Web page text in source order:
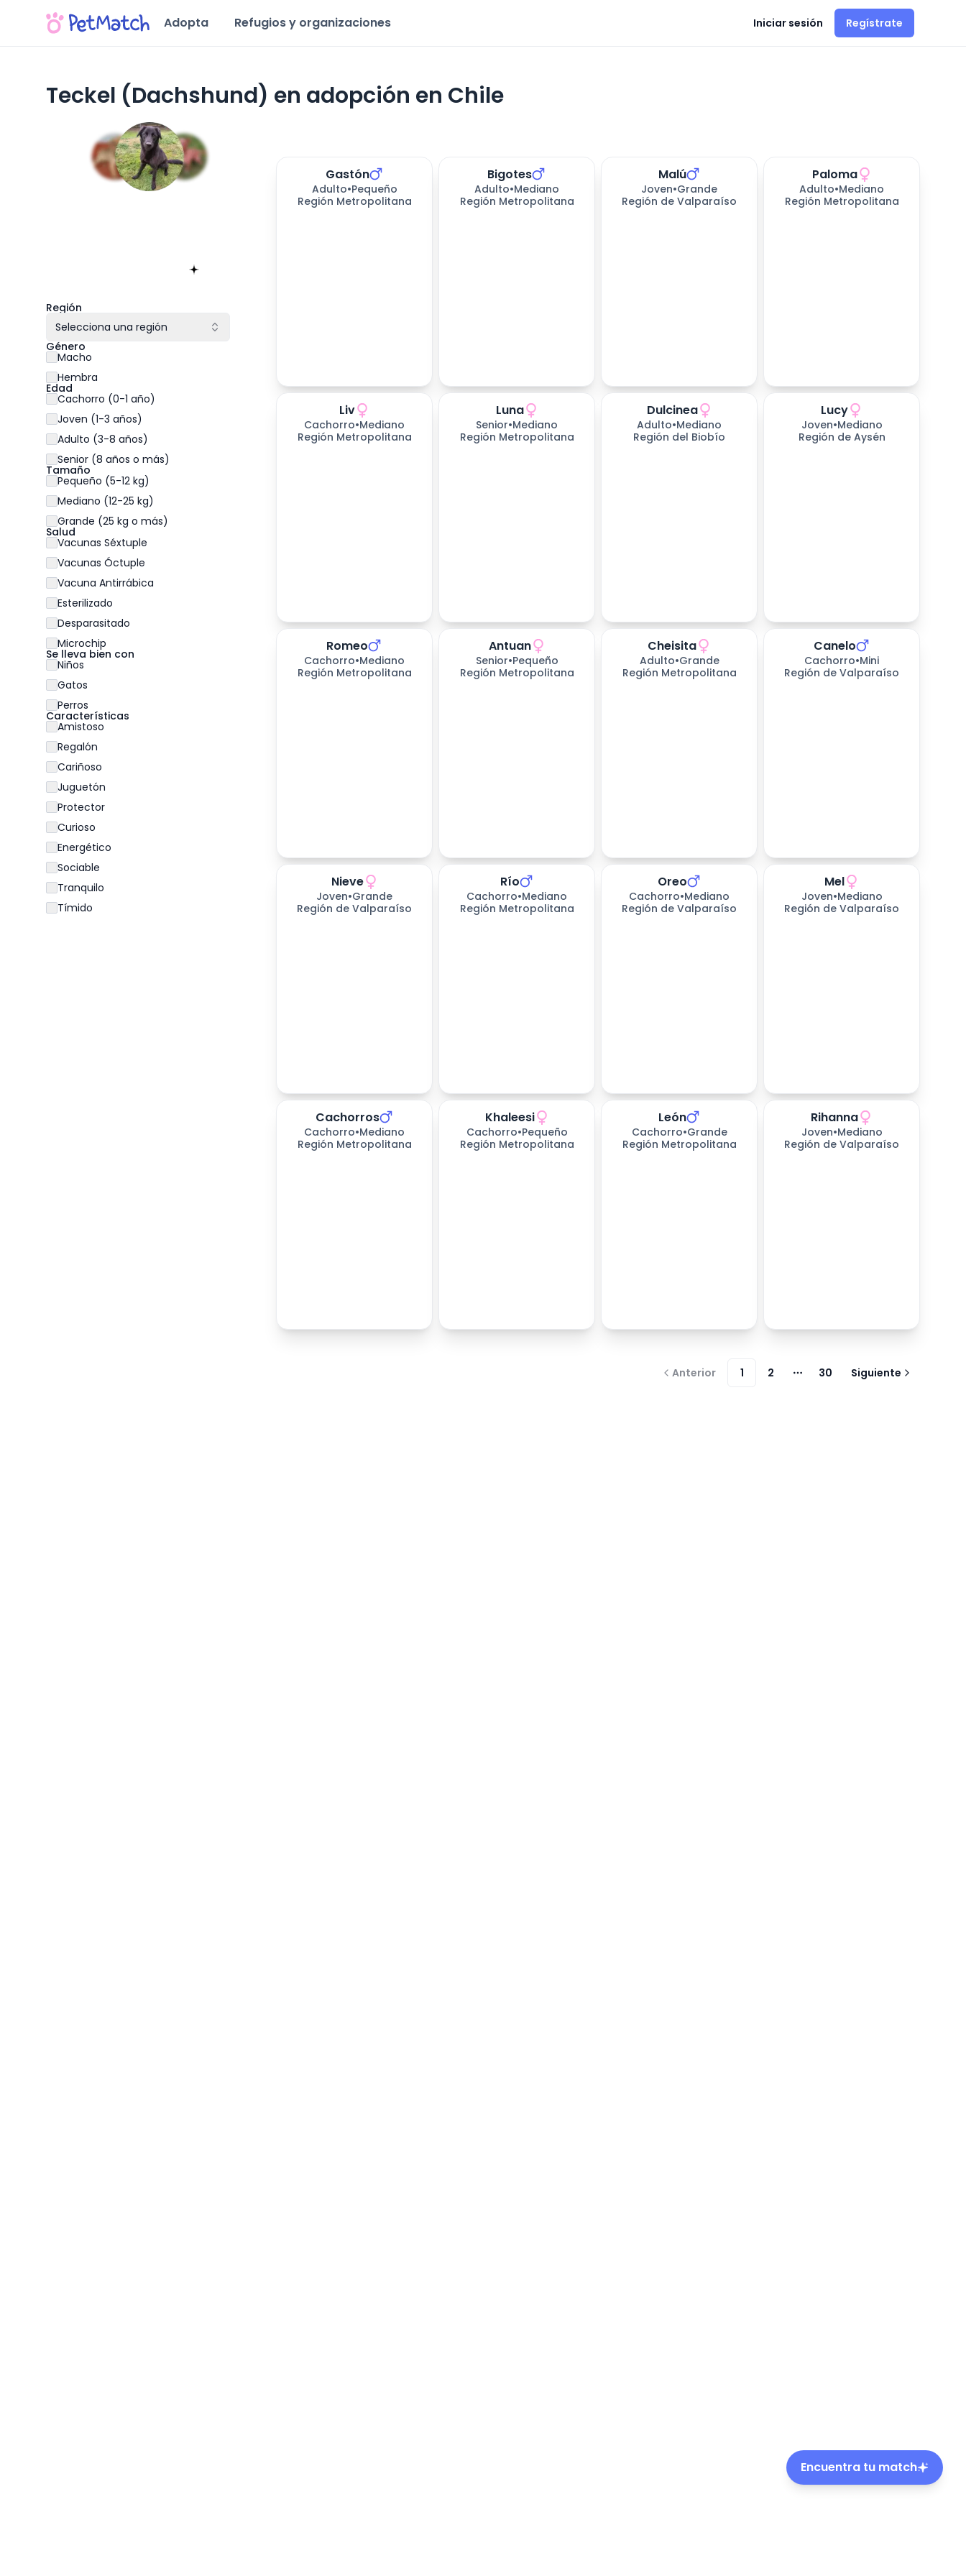
Adopta Refugios y organizaciones Iniciar sesión Regístrate
Teckel (Dachshund) en adopción en Chile
Región
Selecciona una región
Género
Macho
Hembra
Edad
Cachorro (0-1 año)
Joven (1-3 años)
Adulto (3-8 años)
Senior (8 años o más)
Tamaño
Pequeño (5-12 kg)
Mediano (12-25 kg)
Grande (25 kg o más)
Salud
Vacunas Séxtuple
Vacunas Óctuple
Vacuna Antirrábica
Esterilizado
Desparasitado
Microchip
Se lleva bien con
Niños
Gatos
Perros
Características
Amistoso
Regalón
Cariñoso
Juguetón
Protector
Curioso
Energético
Sociable
Tranquilo
Tímido
Gastón
Adulto•Pequeño
Región Metropolitana
Bigotes
Adulto•Mediano
Región Metropolitana
Malú
Joven•Grande
Región de Valparaíso
Paloma
Adulto•Mediano
Región Metropolitana
Liv
Cachorro•Mediano
Región Metropolitana
Luna
Senior•Mediano
Región Metropolitana
Dulcinea
Adulto•Mediano
Región del Biobío
Lucy
Joven•Mediano
Región de Aysén
Romeo
Cachorro•Mediano
Región Metropolitana
Antuan
Senior•Pequeño
Región Metropolitana
Cheisita
Adulto•Grande
Región Metropolitana
Canelo
Cachorro•Mini
Región de Valparaíso
días esperando
Nieve
Joven•Grande
Región de Valparaíso
Río
Cachorro•Mediano
Región Metropolitana
Oreo
Cachorro•Mediano
Región de Valparaíso
Mel
Joven•Mediano
Región de Valparaíso
Cachorros
Cachorro•Mediano
Región Metropolitana
Khaleesi
Cachorro•Pequeño
Región Metropolitana
León
Cachorro•Grande
Región Metropolitana
días esperando
Rihanna
Joven•Mediano
Región de Valparaíso
Anterior 1 2 Más páginas
30 Siguiente
Encuentra tu match